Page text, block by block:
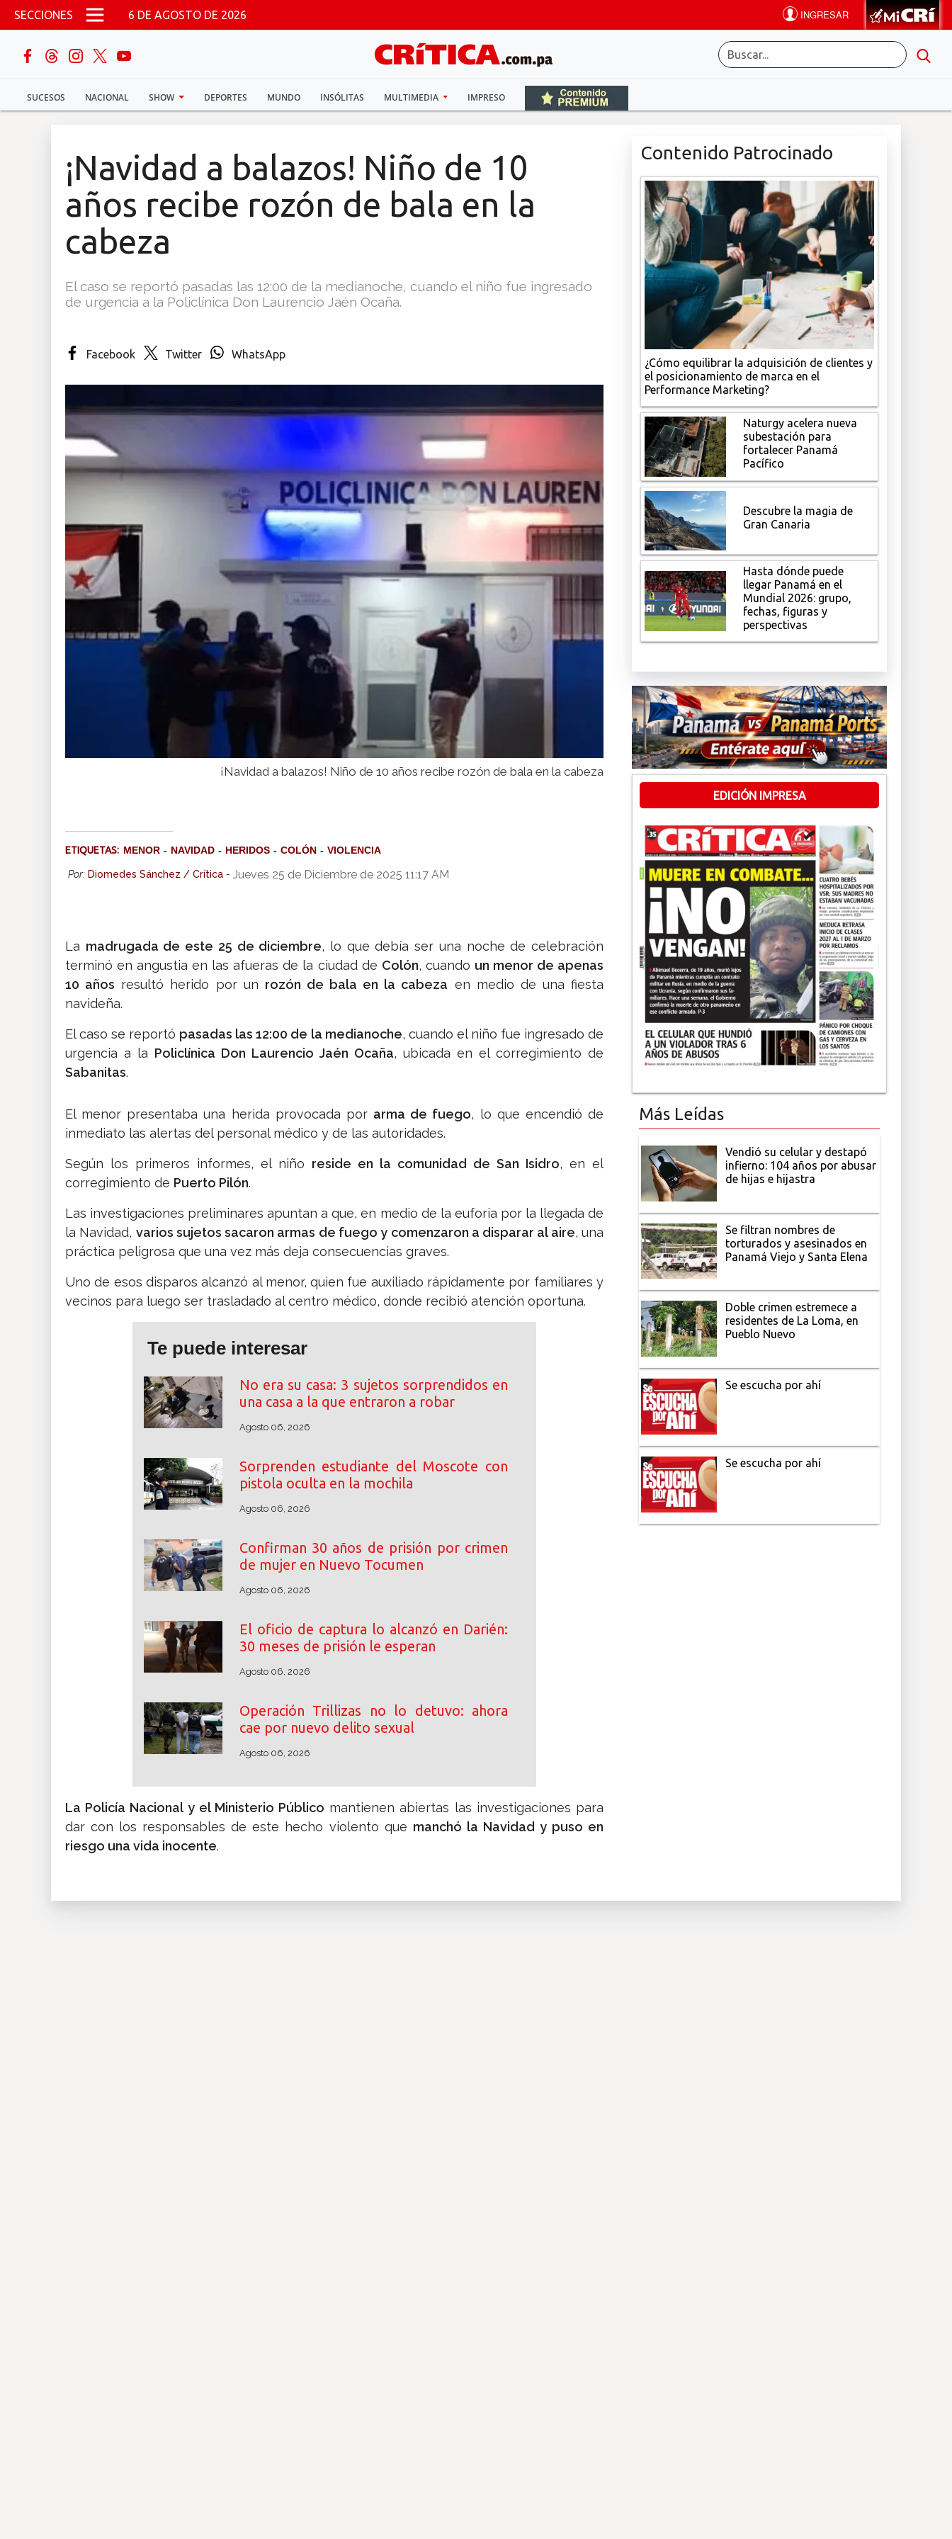
Pasar al contenido principal
SECCIONES 6 DE AGOSTO DE 2026
SUCESOS NACIONAL SHOW DEPORTES MUNDO INSÓLITAS MULTIMEDIA IMPRESO
buscar
Sucesos
Multimedia
¡Navidad a balazos! Niño de 10
años recibe rozón de bala en la
cabeza
El caso se reportó pasadas las 12:00 de la medianoche, cuando el niño fue ingresado
de urgencia a la Policlínica Don Laurencio Jaén Ocaña.
Facebook Twitter WhatsApp
¡Navidad a balazos! Niño de 10 años recibe rozón de bala en la cabeza
ETIQUETAS: MENOR NAVIDAD HERIDOS COLÓN VIOLENCIA
Por: Diomedes Sánchez / Crítica - Jueves 25 de Diciembre de 2025 11:17 AM
La madrugada de este 25 de diciembre, lo que debía ser una noche de celebración
terminó en angustia en las afueras de la ciudad de Colón, cuando un menor de apenas
10 años resultó herido por un rozón de bala en la cabeza en medio de una fiesta
navideña.
El caso se reportó pasadas las 12:00 de la medianoche, cuando el niño fue ingresado de
urgencia a la Policlínica Don Laurencio Jaén Ocaña, ubicada en el corregimiento de
Sabanitas.
El menor presentaba una herida provocada por arma de fuego, lo que encendió de
inmediato las alertas del personal médico y de las autoridades.
Según los primeros informes, el niño reside en la comunidad de San Isidro, en el
corregimiento de Puerto Pilón.
Las investigaciones preliminares apuntan a que, en medio de la euforia por la llegada de
la Navidad, varios sujetos sacaron armas de fuego y comenzaron a disparar al aire, una
práctica peligrosa que una vez más deja consecuencias graves.
Uno de esos disparos alcanzó al menor, quien fue auxiliado rápidamente por familiares y
vecinos para luego ser trasladado al centro médico, donde recibió atención oportuna.
Te puede interesar
No era su casa: 3 sujetos sorprendidos en
una casa a la que entraron a robar
Agosto 06, 2026
Sorprenden estudiante del Moscote con
pistola oculta en la mochila
Agosto 06, 2026
Confirman 30 años de prisión por crimen
de mujer en Nuevo Tocumen
Agosto 06, 2026
El oficio de captura lo alcanzó en Darién:
30 meses de prisión le esperan
Agosto 06, 2026
Operación Trillizas no lo detuvo: ahora
cae por nuevo delito sexual
Agosto 06, 2026
La Policía Nacional y el Ministerio Público mantienen abiertas las investigaciones para
dar con los responsables de este hecho violento que manchó la Navidad y puso en
riesgo una vida inocente.
Contenido Patrocinado
¿Cómo equilibrar la adquisición de clientes y
el posicionamiento de marca en el
Performance Marketing?
Naturgy acelera nueva
subestación para
fortalecer Panamá
Pacífico
Descubre la magia de
Gran Canaria
Hasta dónde puede
llegar Panamá en el
Mundial 2026: grupo,
fechas, figuras y
perspectivas
EDICIÓN IMPRESA
Más Leídas
Vendió su celular y destapó
infierno: 104 años por abusar
de hijas e hijastra
Se filtran nombres de
torturados y asesinados en
Panamá Viejo y Santa Elena
Doble crimen estremece a
residentes de La Loma, en
Pueblo Nuevo
Se escucha por ahí
Se escucha por ahí